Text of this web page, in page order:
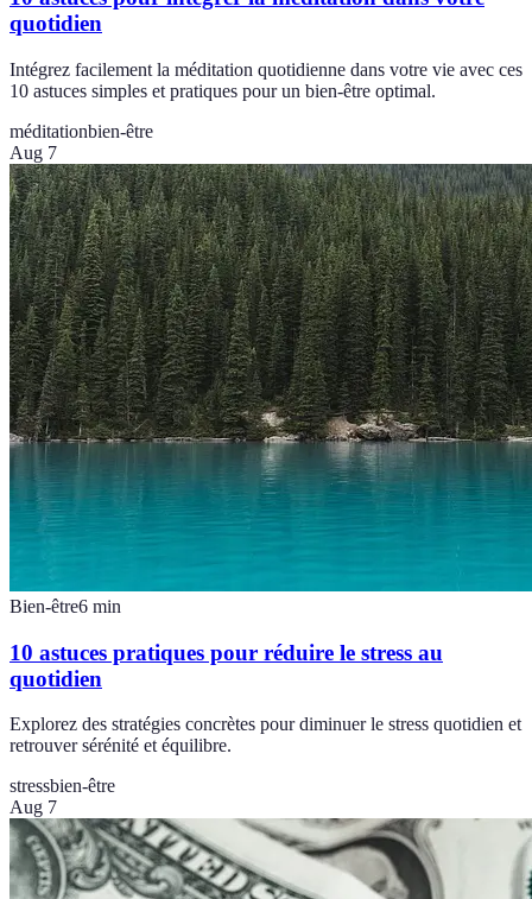
quotidien
Intégrez facilement la méditation quotidienne dans votre vie avec ces
10 astuces simples et pratiques pour un bien-être optimal.
méditationbien-être
Aug 7
Bien-être6 min
10 astuces pratiques pour réduire le stress au
quotidien
Explorez des stratégies concrètes pour diminuer le stress quotidien et
retrouver sérénité et équilibre.
stressbien-être
Aug 7